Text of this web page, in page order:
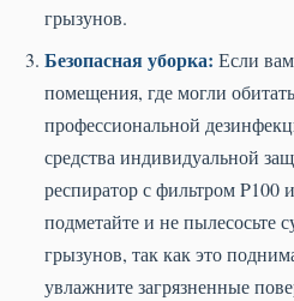
грызунов.
Безопасная уборка: Если
помещения, где могли
профессиональной
средства индивидуальной
респиратор с фильтром P100
подметайте и не пылесосьте
грызунов, так как это
увлажните загрязненные